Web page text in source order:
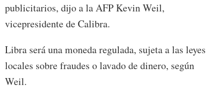
publicitarios, dijo a la AFP Kevin Weil,
vicepresidente de Calibra.
Libra será una moneda regulada, sujeta a las leyes
locales sobre fraudes o lavado de dinero, según
Weil.